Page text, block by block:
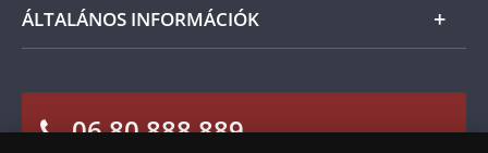
számított 21 napon belül fizetendő.
Ügyfélszolgálat
Leiratkozás a hírlevélről
ÁLTALÁNOS INFORMÁCIÓK
Sütik (cookies) használata
Süti (cookies)Beállítások
06 80 888 889